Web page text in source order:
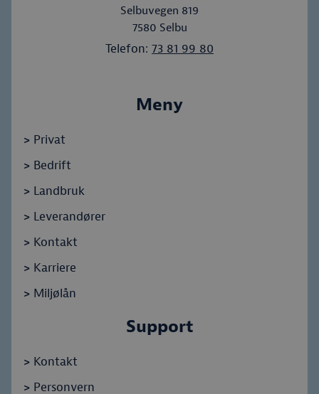
Selbuvegen 819
7580 Selbu
Telefon: 73 81 99 80
Meny
> Privat
> Bedrift
> Landbruk
> Leverandører
> Kontakt
> Karriere
> Miljølån
Support
> Kontakt
> Personvern